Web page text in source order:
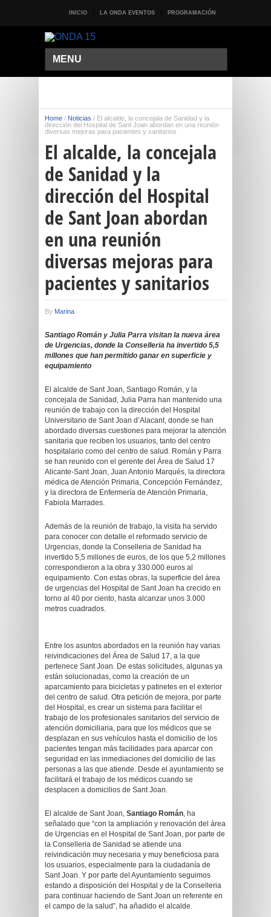
INICIO LA ONDA EVENTOS PROGRAMACIÓN
MENU
Home / Noticias / El alcalde, la concejala de Sanidad y la
dirección del Hospital de Sant Joan abordan en una reunión
diversas mejoras para pacientes y sanitarios
El alcalde, la concejala
de Sanidad y la
dirección del Hospital
de Sant Joan abordan
en una reunión
diversas mejoras para
pacientes y sanitarios
By Marina
Santiago Román y Julia Parra visitan la nueva área
de Urgencias, donde la Conselleria ha invertido 5,5
millones que han permitido ganar en superficie y
equipamiento
El alcalde de Sant Joan, Santiago Román, y la
concejala de Sanidad, Julia Parra han mantenido una
reunión de trabajo con la dirección del Hospital
Universitario de Sant Joan d’Alacant, donde se han
abordado diversas cuestiones para mejorar la atención
sanitaria que reciben los usuarios, tanto del centro
hospitalario como del centro de salud. Román y Parra
se han reunido con el gerente del Área de Salud 17
Alicante-Sant Joan, Juan Antonio Marqués, la directora
médica de Atención Primaria, Concepción Fernández,
y la directora de Enfermería de Atención Primaria,
Fabiola Marrades.
Además de la reunión de trabajo, la visita ha servido
para conocer con detalle el reformado servicio de
Urgencias, donde la Conselleria de Sanidad ha
invertido 5,5 millones de euros, de los que 5,2 millones
correspondieron a la obra y 330.000 euros al
equipamiento. Con estas obras, la superficie del área
de urgencias del Hospital de Sant Joan ha crecido en
torno al 40 por ciento, hasta alcanzar unos 3.000
metros cuadrados.
Entre los asuntos abordados en la reunión hay varias
reivindicaciones del Área de Salud 17, a la que
pertenece Sant Joan. De estas solicitudes, algunas ya
están solucionadas, como la creación de un
aparcamiento para bicicletas y patinetes en el exterior
del centro de salud. Otra petición de mejora, por parte
del Hospital, es crear un sistema para facilitar el
trabajo de los profesionales sanitarios del servicio de
atención domiciliaria, para que los médicos que se
desplazan en sus vehículos hasta el domicilio de los
pacientes tengan más facilidades para aparcar con
seguridad en las inmediaciones del domicilio de las
personas a las que atiende. Desde el ayuntamiento se
facilitará el trabajo de los médicos cuando se
desplacen a domicilios de Sant Joan.
El alcalde de Sant Joan, Santiago Román, ha
señalado que “con la ampliación y renovación del área
de Urgencias en el Hospital de Sant Joan, por parte de
la Conselleria de Sanidad se atiende una
reivindicación muy necesaria y muy beneficiosa para
los usuarios, especialmente para la ciudadanía de
Sant Joan. Y por parte del Ayuntamiento seguimos
estando a disposición del Hospital y de la Conselleria
para continuar haciendo de Sant Joan un referente en
el campo de la salud”, ha añadido el alcalde.